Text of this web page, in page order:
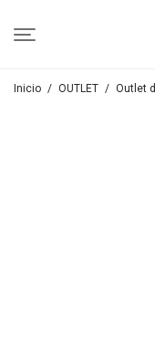
Inicio / OUTLET / Outlet